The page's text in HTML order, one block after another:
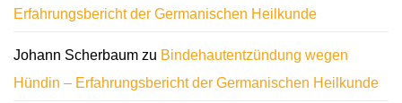
Erfahrungsbericht der Germanischen Heilkunde
Johann Scherbaum zu Bindehautentzündung wegen
Hündin – Erfahrungsbericht der Germanischen Heilkunde